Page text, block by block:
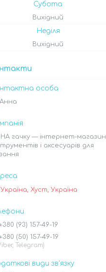
Субота
Вихідний
Неділя
Вихідний
Анна
НА гачку — інтернет-магазин
і аксесуарів для
Україна, Хуст, Україна
(93) 157-49-19
(50) 157-49-19
Telegram)